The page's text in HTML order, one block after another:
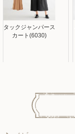
タックジャンパース
カート(6030)